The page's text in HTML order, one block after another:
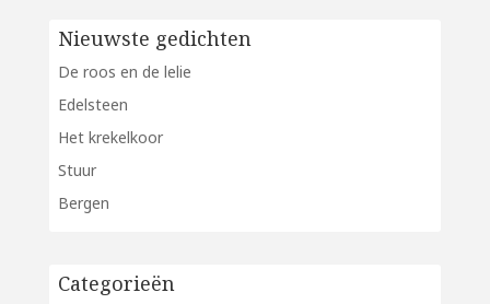
Nieuwste gedichten
De roos en de lelie
Edelsteen
Het krekelkoor
Stuur
Bergen
Categorieën